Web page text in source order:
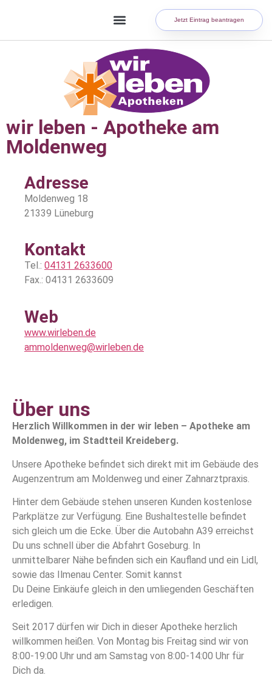
Jetzt Eintrag beantragen
wir leben - Apotheke am
Moldenweg
Adresse
Moldenweg 18
21339 Lüneburg
Kontakt
Tel.: 04131 2633600
Fax.: 04131 2633609
Web
www.wirleben.de
ammoldenweg@wirleben.de
Über uns
Herzlich Willkommen in der wir leben – Apotheke am
Moldenweg, im Stadtteil Kreideberg.
Unsere Apotheke befindet sich direkt mit im Gebäude des
Augenzentrum am Moldenweg und einer Zahnarztpraxis.
Hinter dem Gebäude stehen unseren Kunden kostenlose
Parkplätze zur Verfügung. Eine Bushaltestelle befindet
sich gleich um die Ecke. Über die Autobahn A39 erreichst
Du uns schnell über die Abfahrt Goseburg. In
unmittelbarer Nähe befinden sich ein Kaufland und ein Lidl,
sowie das Ilmenau Center. Somit kannst
Du Deine Einkäufe gleich in den umliegenden Geschäften
erledigen.
Seit 2017 dürfen wir Dich in dieser Apotheke herzlich
willkommen heißen. Von Montag bis Freitag sind wir von
8:00-19:00 Uhr und am Samstag von 8:00-14:00 Uhr für
Dich da.